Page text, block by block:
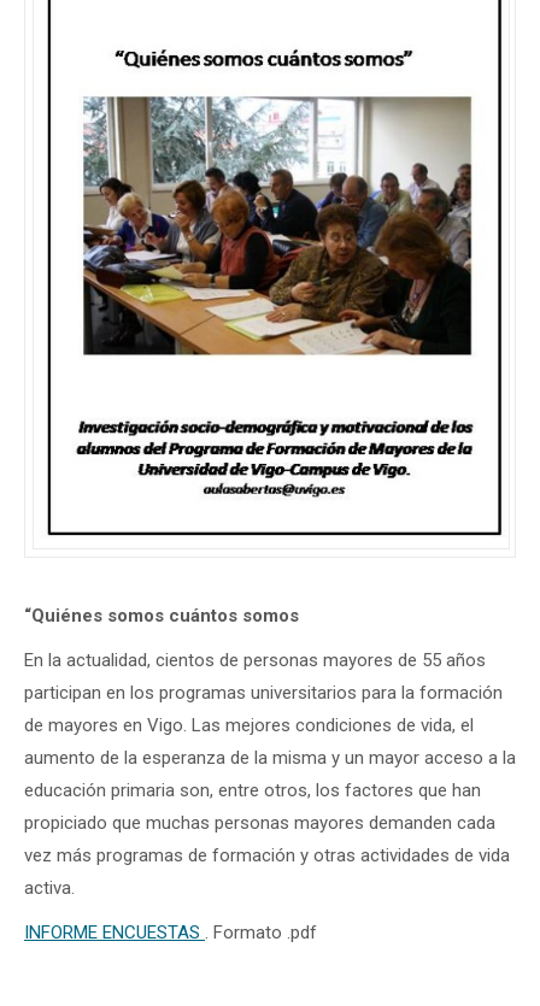
“Quiénes somos cuántos somos
En la actualidad, cientos de personas mayores de 55 años
participan en los programas universitarios para la formación
de mayores en Vigo. Las mejores condiciones de vida, el
aumento de la esperanza de la misma y un mayor acceso a la
educación primaria son, entre otros, los factores que han
propiciado que muchas personas mayores demanden cada
vez más programas de formación y otras actividades de vida
activa.
INFORME ENCUESTAS . Formato .pdf